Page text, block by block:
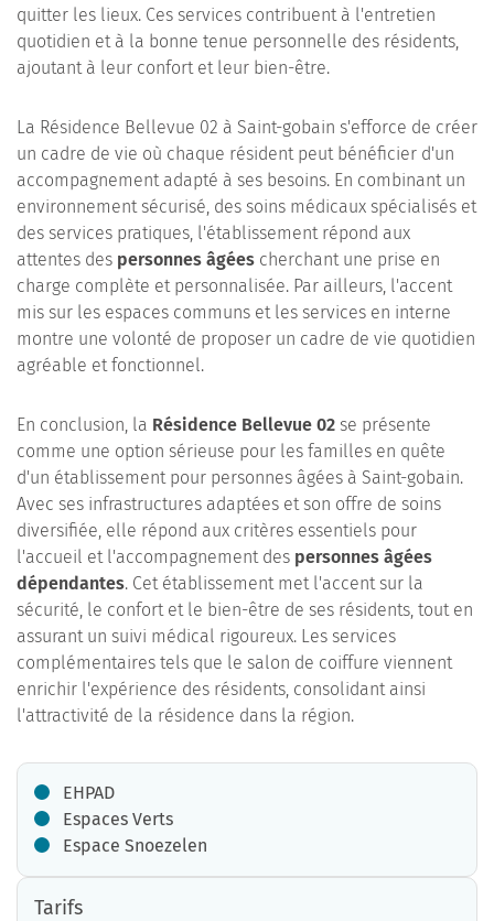
quitter les lieux. Ces services contribuent à l'entretien
quotidien et à la bonne tenue personnelle des résidents,
ajoutant à leur confort et leur bien-être.
La Résidence Bellevue 02 à Saint-gobain s'efforce de créer
un cadre de vie où chaque résident peut bénéficier d'un
accompagnement adapté à ses besoins. En combinant un
environnement sécurisé, des soins médicaux spécialisés et
des services pratiques, l'établissement répond aux
attentes des personnes âgées cherchant une prise en
charge complète et personnalisée. Par ailleurs, l'accent
mis sur les espaces communs et les services en interne
montre une volonté de proposer un cadre de vie quotidien
agréable et fonctionnel.
En conclusion, la Résidence Bellevue 02 se présente
comme une option sérieuse pour les familles en quête
d'un établissement pour personnes âgées à Saint-gobain.
Avec ses infrastructures adaptées et son offre de soins
diversifiée, elle répond aux critères essentiels pour
l'accueil et l'accompagnement des personnes âgées
dépendantes. Cet établissement met l'accent sur la
sécurité, le confort et le bien-être de ses résidents, tout en
assurant un suivi médical rigoureux. Les services
complémentaires tels que le salon de coiffure viennent
enrichir l'expérience des résidents, consolidant ainsi
l'attractivité de la résidence dans la région.
EHPAD
Espaces Verts
Espace Snoezelen
Tarifs